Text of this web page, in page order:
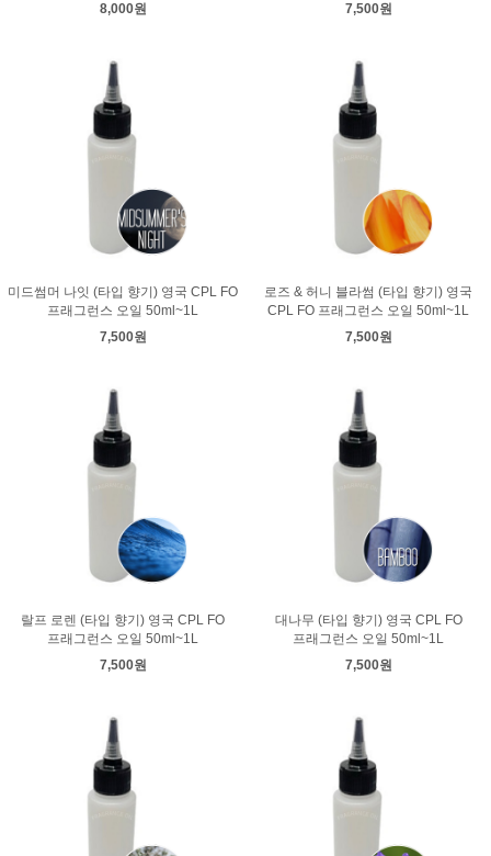
8,000원
7,500원
미드썸머 나잇 (타입 향기) 영국 CPL FO
프래그런스 오일 50ml~1L
7,500원
로즈 & 허니 블라썸 (타입 향기) 영국
CPL FO 프래그런스 오일 50ml~1L
7,500원
랄프 로렌 (타입 향기) 영국 CPL FO
프래그런스 오일 50ml~1L
7,500원
대나무 (타입 향기) 영국 CPL FO
프래그런스 오일 50ml~1L
7,500원